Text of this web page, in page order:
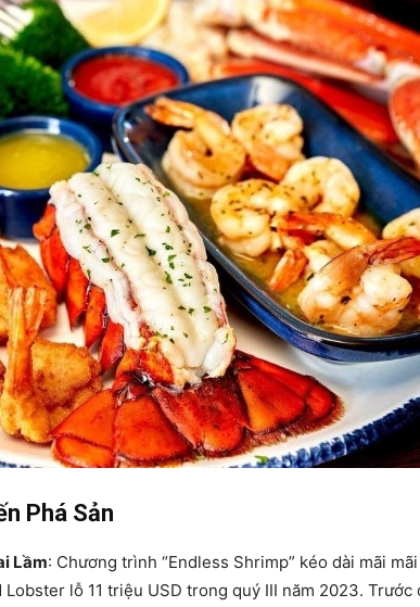
Phá Sản
Lầm: Chương trình “Endless Shrimp” kéo dài mãi
lỗ 11 triệu USD trong quý III năm 2023. Trước